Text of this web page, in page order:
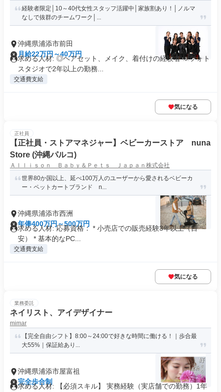
経験者限定│10～40代女性スタッフ活躍中│家族割あり！│ノルマ
なしで抜群のチームワーク│...
沖縄県浦添市前田
月給22万円～40万円
求める人材: ◎ヘアセット、メイク、着付けの経験者 ※フォト
スタジオで2年以上の勤務...
交通費支給
気になる
正社員
【正社員・ストアマネジャー】ベビーカーストア nuna
Store (沖縄パルコ)
Ａｌｌｉｓｏｎ Ｂａｂｙ＆Ｐｅｔｓ Ｊａｐａｎ株式会社
世界80か国以上、延べ100万人のユーザーから愛されるベビーカ
ー・ペットカートブランド n...
沖縄県浦添市西洲
年俸400万円～500万円
求める人材: 応募資格： * 小売店での販売経験3年以上（目
安） * 基本的なPC...
交通費支給
気になる
業務委託
ネイリスト、アイデザイナー
mimar
【完全自由シフト】8:00～24:00で好きな時間に働ける！｜歩合最
大55%｜保証給あり...
沖縄県浦添市屋富祖
完全歩合制
求める人材: 【必須スキル】 実務経験（実店舗での勤務）1年